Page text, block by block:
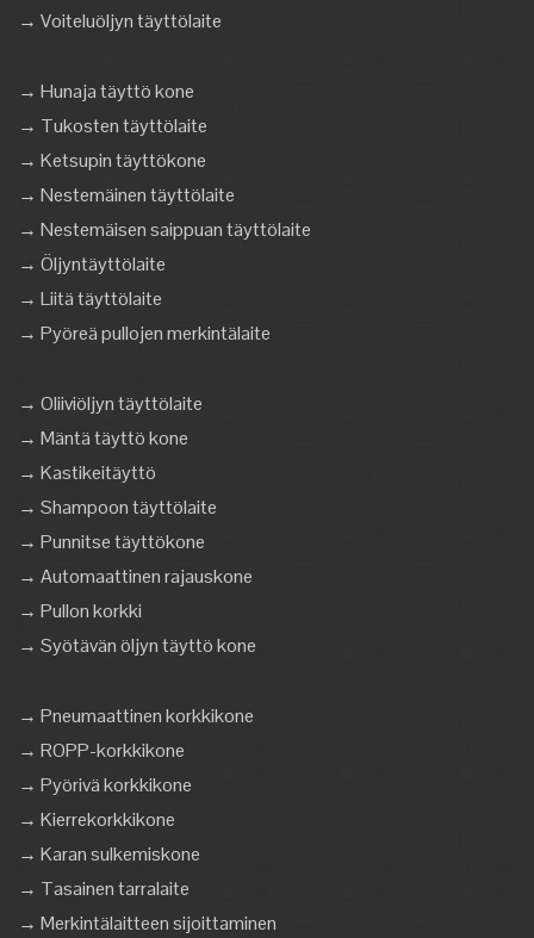
→ Voiteluöljyn täyttölaite
→ Hunaja täyttö kone
→ Tukosten täyttölaite
→ Ketsupin täyttökone
→ Nestemäinen täyttölaite
→ Nestemäisen saippuan täyttölaite
→ Öljyntäyttölaite
→ Liitä täyttölaite
→ Pyöreä pullojen merkintälaite
→ Oliiviöljyn täyttölaite
→ Mäntä täyttö kone
→ Kastikeitäyttö
→ Shampoon täyttölaite
→ Punnitse täyttökone
→ Automaattinen rajauskone
→ Pullon korkki
→ Syötävän öljyn täyttö kone
→ Pneumaattinen korkkikone
→ ROPP-korkkikone
→ Pyörivä korkkikone
→ Kierrekorkkikone
→ Karan sulkemiskone
→ Tasainen tarralaite
→ Merkintälaitteen sijoittaminen